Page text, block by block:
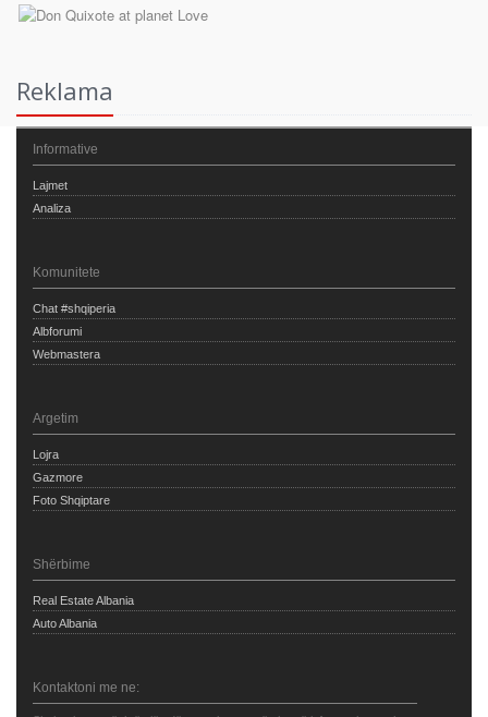
Reklama
Informative
Lajmet
Analiza
Komunitete
Chat #shqiperia
Albforumi
Webmastera
Argetim
Lojra
Gazmore
Foto Shqiptare
Shërbime
Real Estate Albania
Auto Albania
Kontaktoni me ne: